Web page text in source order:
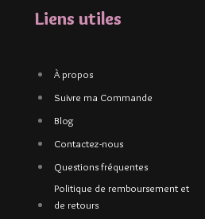
Liens utiles
À propos
Suivre ma Commande
Blog
Contactez-nous
Questions fréquentes
Politique de remboursement et
de retours